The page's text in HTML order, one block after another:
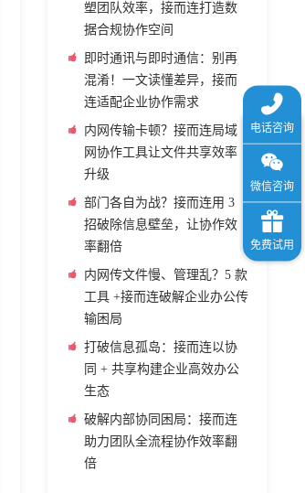
塑团队效率，接而连打造数
据合规协作空间
即时通讯与即时通信：别再
混淆！一文读懂差异，接而
连适配企业协作需求
内网传输卡顿？接而连局域
网协作工具让文件共享效率
升级
部门各自为战？接而连用 3
招破除信息壁垒，让协作效
率翻倍
内网传文件慢、管理乱？5 款
工具 +接而连破解企业办公传
输困局
打破信息孤岛：接而连以协
同 + 共享构建企业高效办公
生态
破解内部协同困局：接而连
助力团队全流程协作效率翻
倍